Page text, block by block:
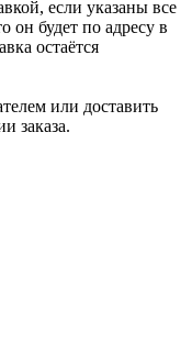
если указаны все
он будет по адресу в
остаётся
или доставить
заказа.